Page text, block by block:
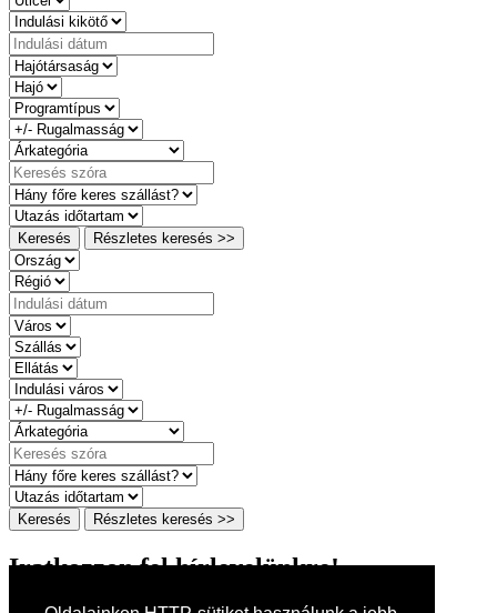
Keresés Részletes keresés >>
Keresés Részletes keresés >>
Iratkozzon fel hírlevelünkre!